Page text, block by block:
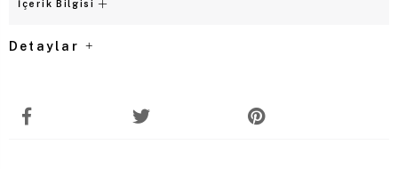
İçerik Bilgisi
Detaylar